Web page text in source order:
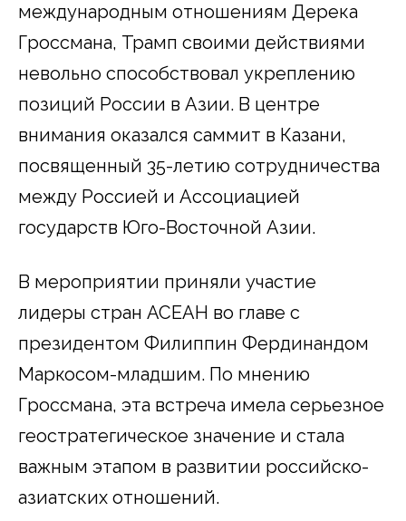
международным отношениям Дерека
Гроссмана, Трамп своими действиями
невольно способствовал укреплению
позиций России в Азии. В центре
внимания оказался саммит в Казани,
посвященный 35-летию сотрудничества
между Россией и Ассоциацией
государств Юго-Восточной Азии.
В мероприятии приняли участие
лидеры стран АСЕАН во главе с
президентом Филиппин Фердинандом
Маркосом-младшим. По мнению
Гроссмана, эта встреча имела серьезное
геостратегическое значение и стала
важным этапом в развитии российско-
азиатских отношений.